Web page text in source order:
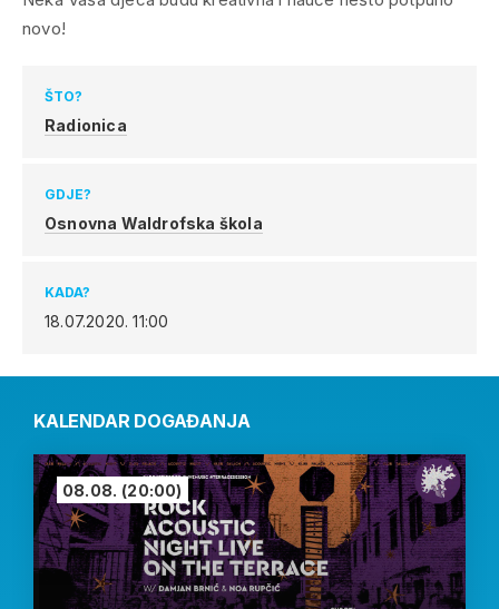
novo!
ŠTO?
Radionica
GDJE?
Osnovna Waldrofska škola
KADA?
18.07.2020.11:00
KALENDAR DOGAĐANJA
08.08. (20:00)